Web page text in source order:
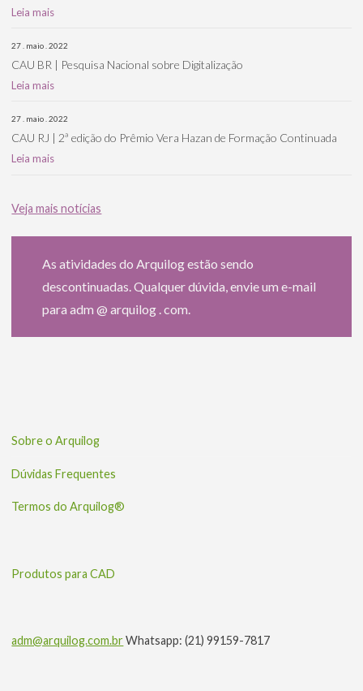
Leia mais
27 . maio . 2022
CAU BR | Pesquisa Nacional sobre Digitalização
Leia mais
27 . maio . 2022
CAU RJ | 2ª edição do Prêmio Vera Hazan de Formação Continuada
Leia mais
Veja mais notícias
As atividades do Arquilog estão sendo
descontinuadas. Qualquer dúvida, envie um e-mail
para adm @ arquilog . com.
Sobre o Arquilog
Dúvidas Frequentes
Termos do Arquilog®
Produtos para CAD
adm@arquilog.com.brWhatsapp: (21) 99159-7817